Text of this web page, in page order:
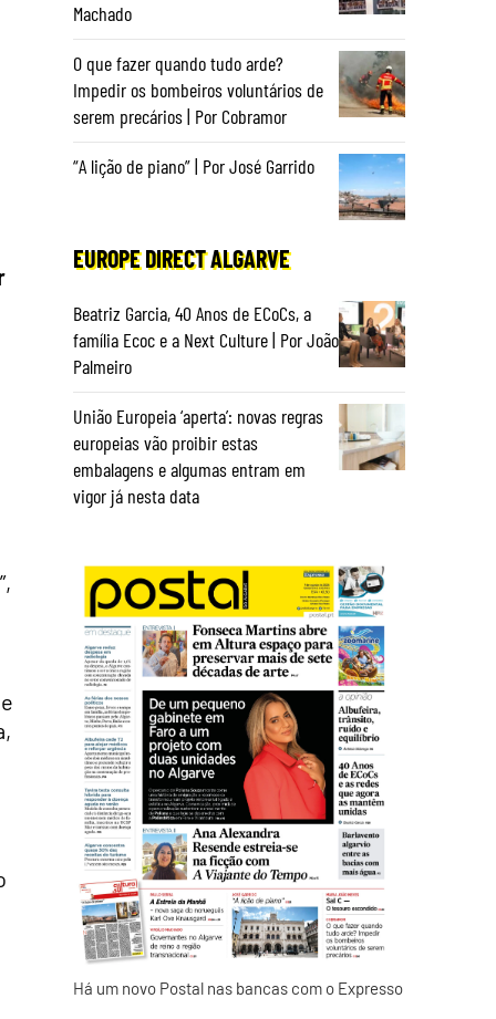
Machado
O que fazer quando tudo arde?
Impedir os bombeiros voluntários de
serem precários | Por Cobramor
“A lição de piano” | Por José Garrido
EUROPE DIRECT ALGARVE
Beatriz Garcia, 40 Anos de ECoCs, a
família Ecoc e a Next Culture | Por João
Palmeiro
União Europeia ‘aperta’: novas regras
europeias vão proibir estas
embalagens e algumas entram em
vigor já nesta data
Há um novo Postal nas bancas com o Expresso